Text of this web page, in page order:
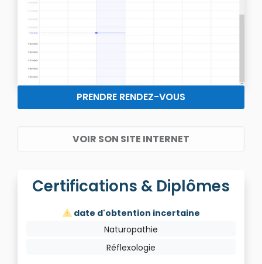
PRENDRE RENDEZ-VOUS
VOIR SON SITE INTERNET
Certifications & Diplômes
date d'obtention incertaine
Naturopathie
Réflexologie